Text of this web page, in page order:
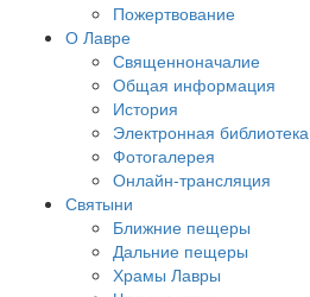
Пожертвование
О Лавре
Священноначалие
Общая информация
История
Электронная библиотека
Фотогалерея
Онлайн-трансляция
Святыни
Ближние пещеры
Дальние пещеры
Храмы Лавры